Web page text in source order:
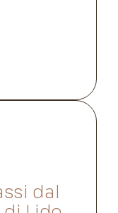
dal